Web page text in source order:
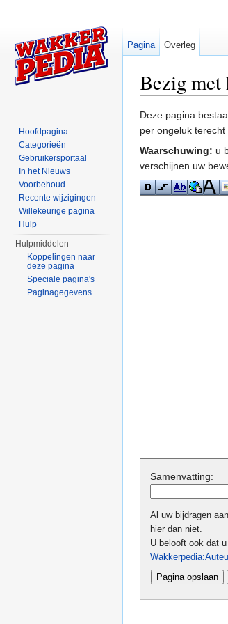
Bezig met
Deze pagina
per ongeluk
Waarschuwing: u
verschijnen uw
Samenvatting:
Al uw bijdragen
hier dan niet.
U belooft ook dat
Pagina Overleg
Hoofdpagina
Categorieën
Gebruikersportaal
In het Nieuws
Voorbehoud
Recente wijzigingen
Willekeurige pagina
Hulp
Hulpmiddelen
Koppelingen naar
deze pagina
Speciale pagina's
Paginagegevens